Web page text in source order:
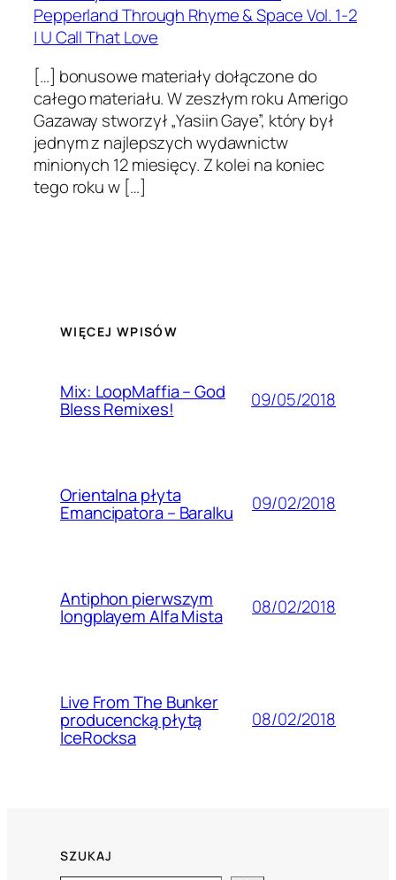
Pepperland Through Rhyme & Space Vol. 1-2
| U Call That Love
[…] bonusowe materiały dołączone do
całego materiału. W zeszłym roku Amerigo
Gazaway stworzył „Yasiin Gaye”, który był
jednym z najlepszych wydawnictw
minionych 12 miesięcy. Z kolei na koniec
tego roku w […]
WIĘCEJ WPISÓW
Mix: LoopMaffia – God
Bless Remixes! 09/05/2018
Orientalna płyta
Emancipatora – Baralku 09/02/2018
Antiphon pierwszym
longplayem Alfa Mista 08/02/2018
Live From The Bunker
producencką płytą
IceRocksa
08/02/2018
SZUKAJ